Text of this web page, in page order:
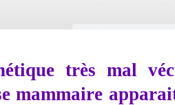
très mal
mammaire